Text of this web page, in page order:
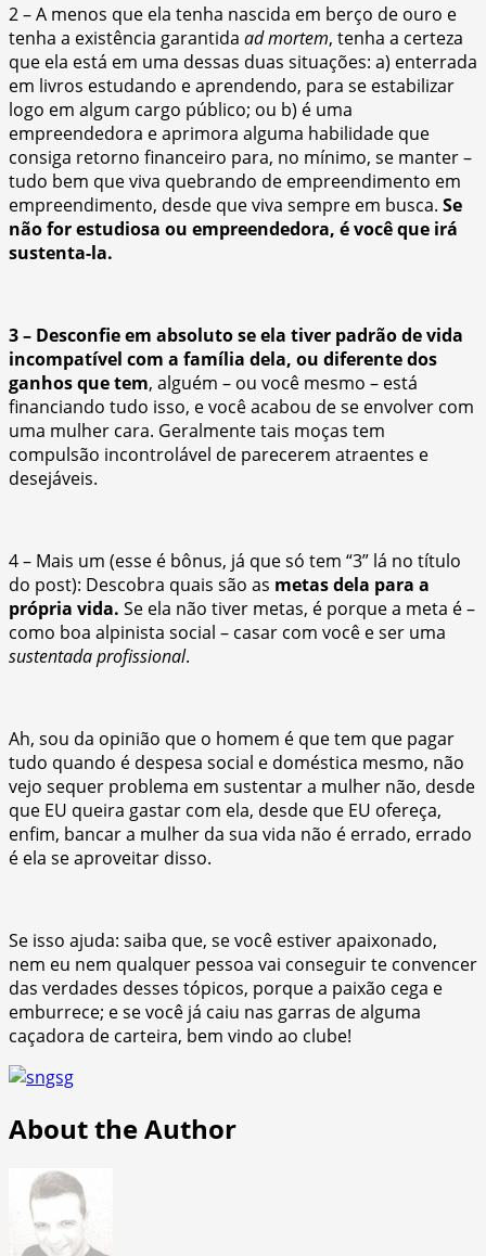
2 – A menos que ela tenha nascida em berço de ouro e
tenha a existência garantida ad mortem, tenha a certeza
que ela está em uma dessas duas situações: a) enterrada
em livros estudando e aprendendo, para se estabilizar
logo em algum cargo público; ou b) é uma
empreendedora e aprimora alguma habilidade que
consiga retorno financeiro para, no mínimo, se manter –
tudo bem que viva quebrando de empreendimento em
empreendimento, desde que viva sempre em busca. Se
não for estudiosa ou empreendedora, é você que irá
sustenta-la.
3 – Desconfie em absoluto se ela tiver padrão de vida
incompatível com a família dela, ou diferente dos
ganhos que tem, alguém – ou você mesmo – está
financiando tudo isso, e você acabou de se envolver com
uma mulher cara. Geralmente tais moças tem
compulsão incontrolável de parecerem atraentes e
desejáveis.
4 – Mais um (esse é bônus, já que só tem “3” lá no título
do post): Descobra quais são as metas dela para a
própria vida. Se ela não tiver metas, é porque a meta é –
como boa alpinista social – casar com você e ser uma
sustentada profissional.
Ah, sou da opinião que o homem é que tem que pagar
tudo quando é despesa social e doméstica mesmo, não
vejo sequer problema em sustentar a mulher não, desde
que EU queira gastar com ela, desde que EU ofereça,
enfim, bancar a mulher da sua vida não é errado, errado
é ela se aproveitar disso.
Se isso ajuda: saiba que, se você estiver apaixonado,
nem eu nem qualquer pessoa vai conseguir te convencer
das verdades desses tópicos, porque a paixão cega e
emburrece; e se você já caiu nas garras de alguma
caçadora de carteira, bem vindo ao clube!
About the Author